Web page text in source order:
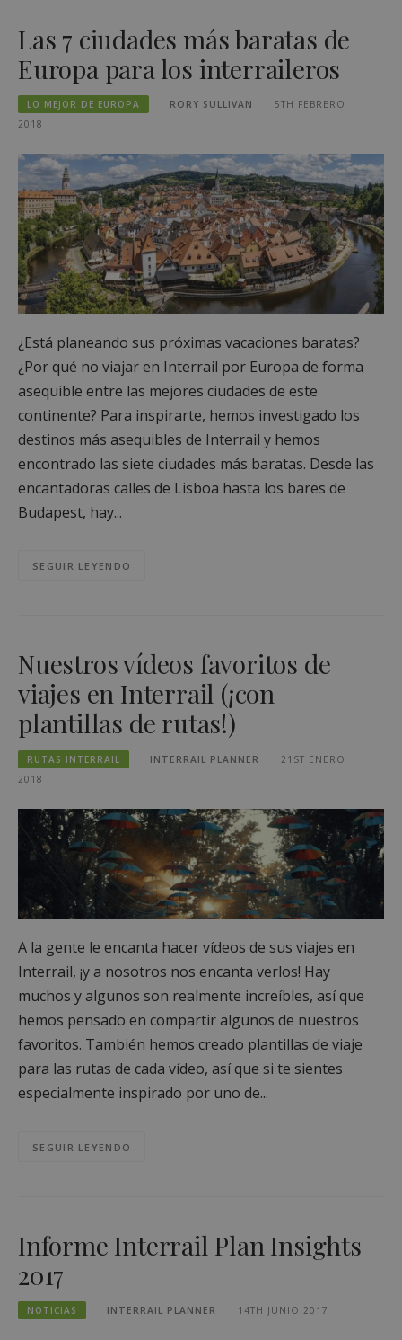
Las 7 ciudades más baratas de
Europa para los interraileros
LO MEJOR DE EUROPA RORY SULLIVAN
5TH FEBRERO
2018
¿Está planeando sus próximas vacaciones baratas?
¿Por qué no viajar en Interrail por Europa de forma
asequible entre las mejores ciudades de este
continente? Para inspirarte, hemos investigado los
destinos más asequibles de Interrail y hemos
encontrado las siete ciudades más baratas. Desde las
encantadoras calles de Lisboa hasta los bares de
Budapest, hay...
SEGUIR LEYENDO
Nuestros vídeos favoritos de
viajes en Interrail (¡con
plantillas de rutas!)
RUTAS INTERRAIL INTERRAIL PLANNER
21ST ENERO
2018
A la gente le encanta hacer vídeos de sus viajes en
Interrail, ¡y a nosotros nos encanta verlos! Hay
muchos y algunos son realmente increíbles, así que
hemos pensado en compartir algunos de nuestros
favoritos. También hemos creado plantillas de viaje
para las rutas de cada vídeo, así que si te sientes
especialmente inspirado por uno de...
SEGUIR LEYENDO
Informe Interrail Plan Insights
2017
NOTICIAS INTERRAIL PLANNER 14TH JUNIO 2017